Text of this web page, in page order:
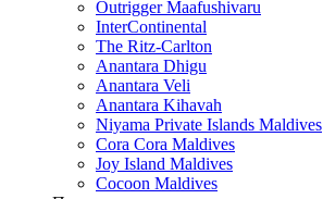
Outrigger Maafushivaru
InterContinental
The Ritz-Carlton
Anantara Dhigu
Anantara Veli
Anantara Kihavah
Niyama Private Islands Maldives
Cora Cora Maldives
Joy Island Maldives
Cocoon Maldives